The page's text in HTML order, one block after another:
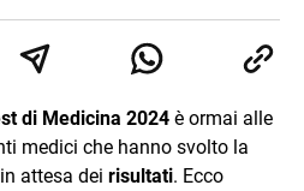
per la scrittura in un lavoro, e
fermata. L’attualità è il mio pane
di Medicina 2024 è ormai alle
medici che hanno svolto la
attesa dei risultati. Ecco